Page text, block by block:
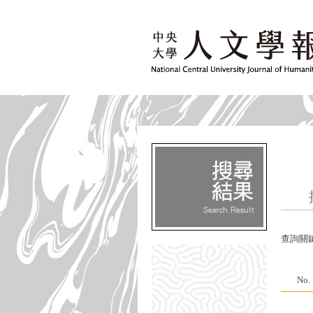
查詢關
No.